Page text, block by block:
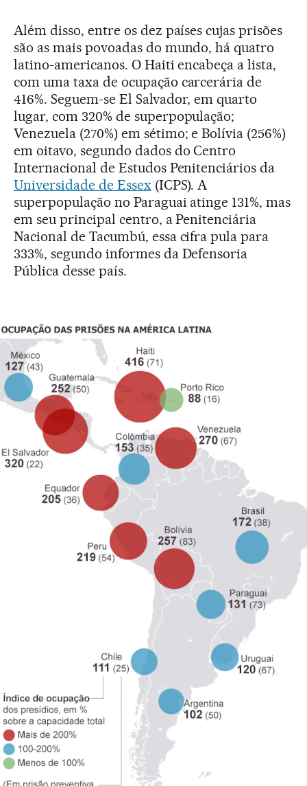
Além disso, entre os dez países cujas prisões
são as mais povoadas do mundo, há quatro
latino-americanos. O Haiti encabeça a lista,
com uma taxa de ocupação carcerária de
416%. Seguem-se El Salvador, em quarto
lugar, com 320% de superpopulação;
Venezuela (270%) em sétimo; e Bolívia (256%)
em oitavo, segundo dados do Centro
Internacional de Estudos Penitenciários da
Universidade de Essex(ICPS). A
superpopulação no Paraguai atinge 131%, mas
em seu principal centro, a Penitenciária
Nacional de Tacumbú, essa cifra pula para
333%, segundo informes da Defensoria
Pública desse país.